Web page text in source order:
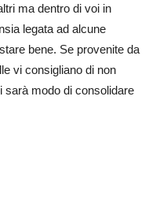
ma dentro di voi in
legata ad alcune
bene. Se provenite da
vi consigliano di non
sarà modo di consolidare